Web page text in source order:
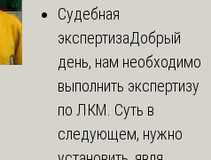
Судебная
экспертизаДобрый
день, нам необходимо
выполнить экспертизу
по ЛКМ. Суть в
следующем, нужно